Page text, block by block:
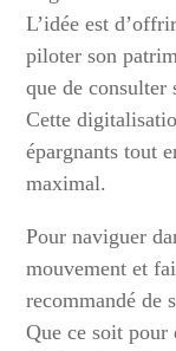
L’idée est
piloter son
que de consulter
Cette
épargnants tout
maximal.
Pour naviguer
mouvement et
recommandé de
Que ce soit pour